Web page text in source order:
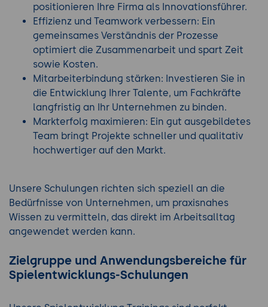
positionieren Ihre Firma als Innovationsführer.
Effizienz und Teamwork verbessern: Ein
gemeinsames Verständnis der Prozesse
optimiert die Zusammenarbeit und spart Zeit
sowie Kosten.
Mitarbeiterbindung stärken: Investieren Sie in
die Entwicklung Ihrer Talente, um Fachkräfte
langfristig an Ihr Unternehmen zu binden.
Markterfolg maximieren: Ein gut ausgebildetes
Team bringt Projekte schneller und qualitativ
hochwertiger auf den Markt.
Unsere Schulungen richten sich speziell an die
Bedürfnisse von Unternehmen, um praxisnahes
Wissen zu vermitteln, das direkt im Arbeitsalltag
angewendet werden kann.
Zielgruppe und Anwendungsbereiche für
Spielentwicklungs-Schulungen